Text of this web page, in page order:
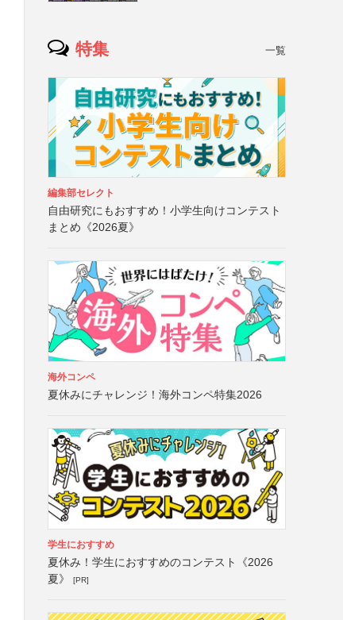
特集 一覧
編集部セレクト
自由研究にもおすすめ！小学生向けコンテスト
まとめ《2026夏》
海外コンペ
夏休みにチャレンジ！海外コンペ特集2026
学生におすすめ
夏休み！学生におすすめのコンテスト《2026
夏》
[PR]